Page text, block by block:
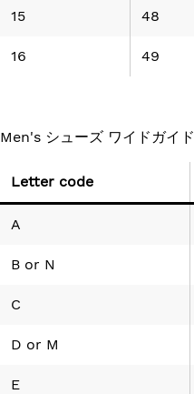
15 48
16 49
Men's シューズ ワイドガイド
Letter code
A
B or N
C
D or M
E